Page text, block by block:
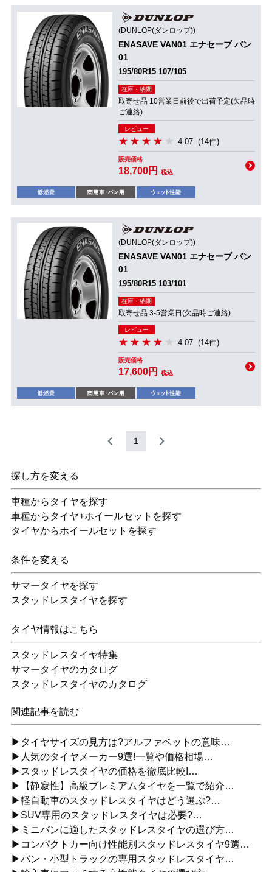
(DUNLOP(ダンロップ))
ENASAVE VAN01 エナセーブ バン
01
195/80R15 107/105
在庫・納期
取寄せ品 10営業日前後で出荷予定(欠品時
ご連絡)
レビュー
4.07 (14件)
販売価格
18,700円 税込
(DUNLOP(ダンロップ))
ENASAVE VAN01 エナセーブ バン
01
195/80R15 103/101
在庫・納期
取寄せ品 3-5営業日(欠品時ご連絡)
レビュー
4.07 (14件)
販売価格
17,600円 税込
1
探し方を変える
車種からタイヤを探す
車種からタイヤ+ホイールセットを探す
タイヤからホイールセットを探す
条件を変える
サマータイヤを探す
スタッドレスタイヤを探す
タイヤ情報はこちら
スタッドレスタイヤ特集
サマータイヤのカタログ
スタッドレスタイヤのカタログ
関連記事を読む
▶タイヤサイズの見方は?アルファベットの意味…
▶人気のタイヤメーカー9選!一覧や価格相場…
▶スタッドレスタイヤの価格を徹底比較!…
▶【静寂性】高級プレミアムタイヤを一覧で紹介…
▶軽自動車のスタッドレスタイヤはどう選ぶ?…
▶SUV専用のスタッドレスタイヤは必要?…
▶ミニバンに適したスタッドレスタイヤの選び方…
▶コンパクトカー向け性能別スタッドレスタイヤ9選…
▶バン・小型トラックの専用スタッドレスタイヤ…